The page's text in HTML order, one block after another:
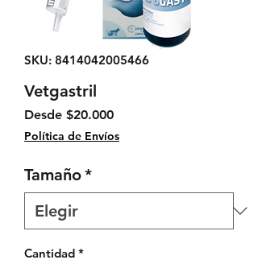
SKU: 8414042005466
Vetgastril
Desde $20.000Precio de oferta
Política de Envíos
Tamaño*
Cantidad *